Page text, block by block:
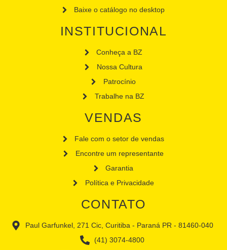
Baixe o catálogo no desktop
INSTITUCIONAL
Conheça a BZ
Nossa Cultura
Patrocínio
Trabalhe na BZ
VENDAS
Fale com o setor de vendas
Encontre um representante
Garantia
Política e Privacidade
CONTATO
Paul Garfunkel, 271 Cic, Curitiba - Paraná PR - 81460-040
(41) 3074-4800